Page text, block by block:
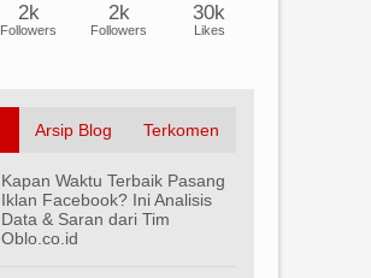
2k
Followers
2k
Followers
30k
Likes
Arsip Blog Terkomen
Kapan Waktu Terbaik Pasang
Iklan Facebook? Ini Analisis
Data & Saran dari Tim
Oblo.co.id